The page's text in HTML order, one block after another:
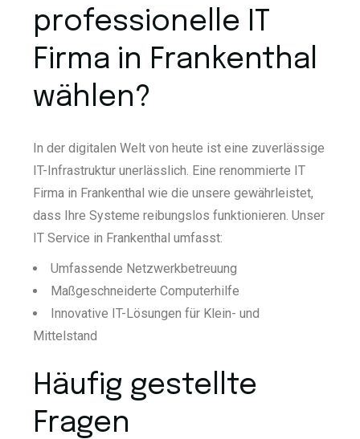
professionelle IT
Firma in Frankenthal
wählen?
In der digitalen Welt von heute ist eine zuverlässige
IT-Infrastruktur unerlässlich. Eine renommierte IT
Firma in Frankenthal wie die unsere gewährleistet,
dass Ihre Systeme reibungslos funktionieren. Unser
IT Service in Frankenthal umfasst:
Umfassende Netzwerkbetreuung
Maßgeschneiderte Computerhilfe
Innovative IT-Lösungen für Klein- und
Mittelstand
Häufig gestellte
Fragen